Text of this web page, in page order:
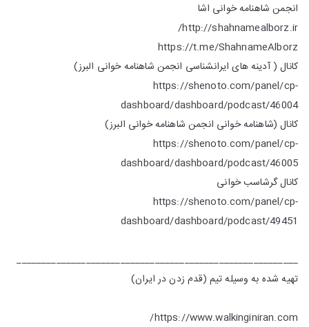
انجمن شاهنامه خوانی اشا
http://shahnamealborz.ir/
https://t.me/ShahnameAlborz
کانال ( آدینه های ایرانشناسی انجمن شاهنامه خوانی البرز)
https://shenoto.com/panel/cp-
dashboard/dashboard/podcast/46004
کانال (شاهنامه خوانی انجمن شاهنامه خوانی البرز)
https://shenoto.com/panel/cp-
dashboard/dashboard/podcast/46005
کانال گرشاسب خوانی
https://shenoto.com/panel/cp-
dashboard/dashboard/podcast/49451
_________________________________________________________
تهیه شده به وسیله تیم (قدم زدن در ایران)
https://www.walkinginiran.com/